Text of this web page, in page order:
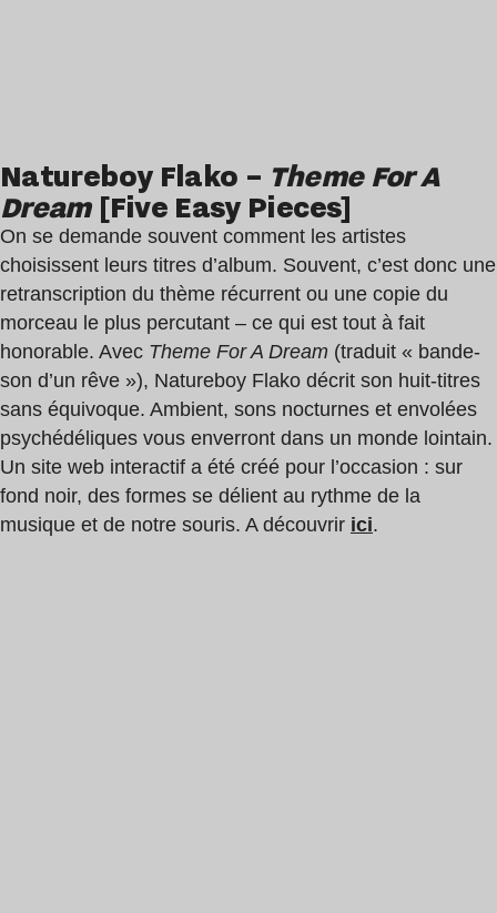
Natureboy Flako – Theme For A
Dream[Five Easy Pieces]
On se demande souvent comment les artistes
choisissent leurs titres d’album. Souvent, c’est donc une
retranscription du thème récurrent ou une copie du
morceau le plus percutant – ce qui est tout à fait
honorable. Avec Theme For A Dream (traduit « bande-
son d’un rêve »), Natureboy Flako décrit son huit-titres
sans équivoque. Ambient, sons nocturnes et envolées
psychédéliques vous enverront dans un monde lointain.
Un site web interactif a été créé pour l’occasion : sur
fond noir, des formes se délient au rythme de la
musique et de notre souris. A découvrir ici.